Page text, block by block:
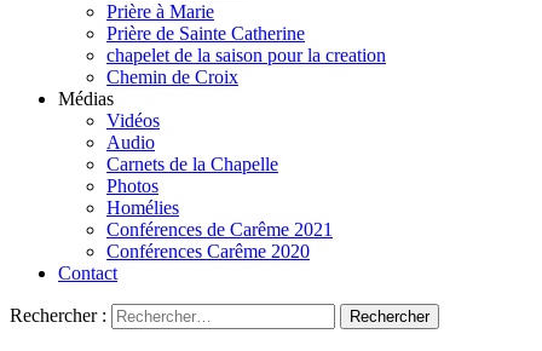
Prière à Marie
Prière de Sainte Catherine
chapelet de la saison pour la creation
Chemin de Croix
Médias
Vidéos
Audio
Carnets de la Chapelle
Photos
Homélies
Conférences de Carême 2021
Conférences Carême 2020
Contact
Rechercher :